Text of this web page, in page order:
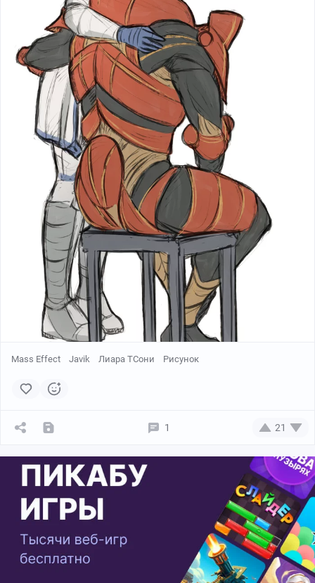
Mass Effect Javik Лиара ТСони Рисунок
1 21